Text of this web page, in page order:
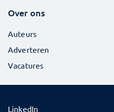
Over ons
Auteurs
Adverteren
Vacatures
LinkedIn